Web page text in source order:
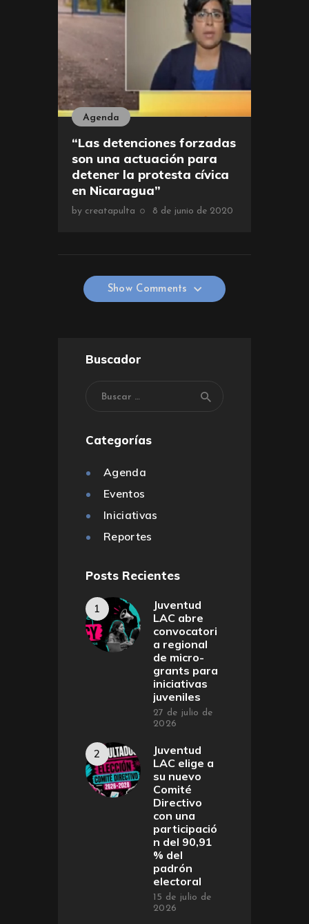
Agenda
“Las detenciones forzadas
son una actuación para
detener la protesta cívica
en Nicaragua”
by creatapulta 8 de junio de 2020
Show Comments
Buscador
Categorías
Agenda
Eventos
Iniciativas
Reportes
Posts Recientes
Juventud
LAC abre
convocatori
a regional
de micro-
grants para
iniciativas
juveniles
27 de julio de
2026
Juventud
LAC elige a
su nuevo
Comité
Directivo
con una
participació
n del 90,91
% del
padrón
electoral
15 de julio de
2026